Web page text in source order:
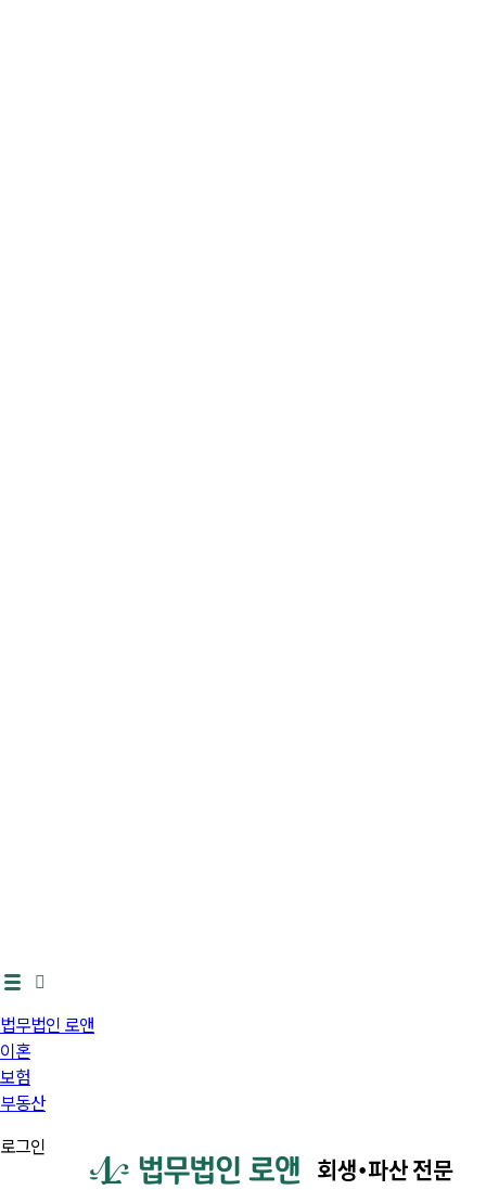
법무법인 로앤
이혼
보험
부동산
로그인